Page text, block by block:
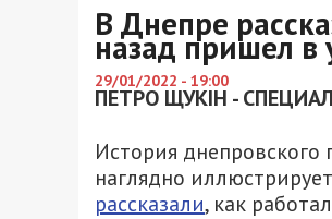
В Днепре
назад пришел в
29/01/2022 - 19:00
ПЕТРО ЩУКІН -
История днепровского
наглядно
рассказали, как